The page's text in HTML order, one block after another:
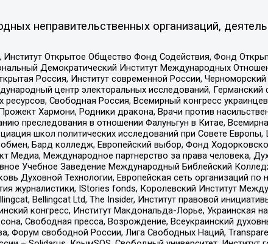
неправительственных организаций,
Открытое Общество Фонд Содействия, Фонд
Демократический Институт Международных
Россия, Институт современной России,
центр электоральных исследований,
Свободная Россия, Всемирный конгресс
Хармони, Родники дракона, Врачи против
преследования в отношении Фалуньгун в Китае,
школ политических исследований при Совете
Бард колледж, Европейский выбор, Фонд
Международное партнерство за права человека,
Учебное Заведение Международный Библейский
Духовной Технологии, Европейская сеть организаций
журналистики, IStories fonds, Королевский Институт
Bellingcat Ltd, The Insider, Институт правовой
конгресс, Институт Макдональда-Лорье,
Свободная пресса, Возрождение, Всеукраинский
Форум свободной России, Лига Свободных Наций,